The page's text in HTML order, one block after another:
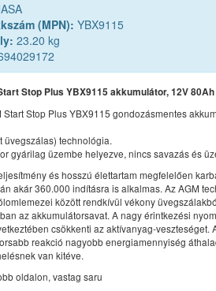
(MPN): YBX9115
23.20 kg
Stop Plus YBX9115 akkumulátor, 12V
Start Stop Plus YBX9115 gondozásmentes
üvegszálas) technológia.
gyárilag üzembe helyezve, nincs savazás és
és hosszú élettartam megfelelően
akár 360.000 indításra is alkalmas. Az AGM
között rendkívül vékony
az akkumulátorsavat. A nagy érintkezési
csökkenti az aktívanyag-veszteséget.
reakció nagyobb energiamennyiség
van kitéve.
oldalon, vastag saru